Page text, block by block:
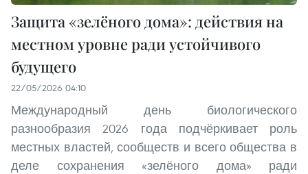
Защита «зелёного дома»: действия на
местном уровне ради устойчивого
будущего
22/05/2026 04:10
Международный день биологического
разнообразия 2026 года подчёркивает роль
местных властей, сообществ и всего общества в
деле сохранения «зелёного дома» ради